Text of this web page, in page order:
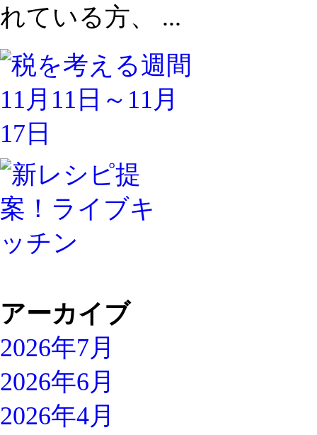
れている方、 ...
アーカイブ
2026年7月
2026年6月
2026年4月